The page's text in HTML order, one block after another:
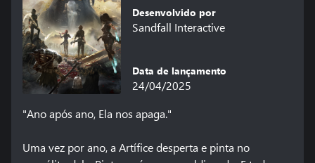
Desenvolvido por
Sandfall Interactive
Data de lançamento
24/04/2025
"Ano após ano, Ela nos apaga."
Uma vez por ano, a Artífice desperta e pinta no